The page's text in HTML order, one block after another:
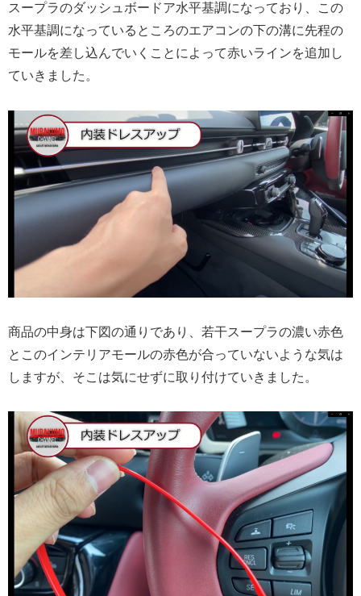
スープラのダッシュボードア水平基調になっており、この
水平基調になっているところのエアコンの下の溝に先程の
モールを差し込んでいくことによって赤いラインを追加し
ていきました。
商品の中身は下図の通りであり、若干スープラの濃い赤色
とこのインテリアモールの赤色が合っていないような気は
しますが、そこは気にせずに取り付けていきました。